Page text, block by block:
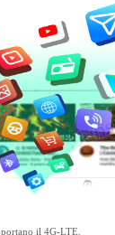
Play. La creazione
di risparmiare i
smartphone.